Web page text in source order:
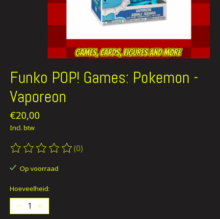
Funko POP! Games: Pokemon -
Vaporeon
€20,00
Incl. btw
De beoordeling van dit product is
(0)
Op voorraad
Hoeveelheid: